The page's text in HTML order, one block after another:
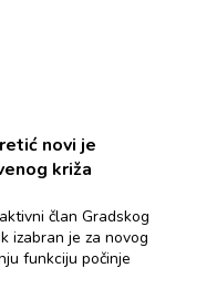
novi je
križa
član Gradskog
izabran je za novog
funkciju počinje